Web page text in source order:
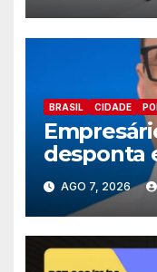
BRASIL CIDADE
desponta
nomes do
deputado
AGO 7, 2026